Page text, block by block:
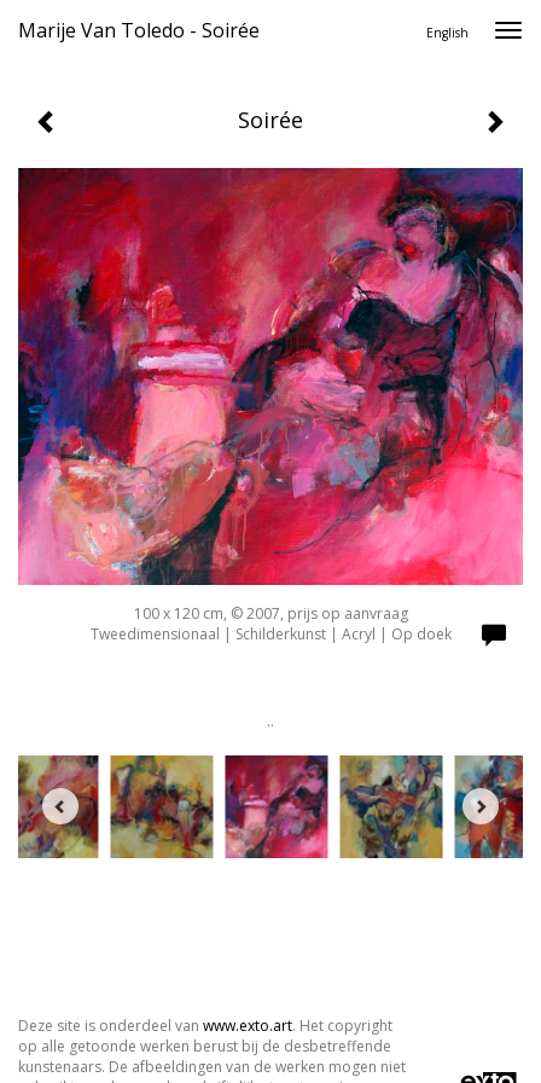
Marije Van Toledo - Soirée English
Soirée
100 x 120 cm, © 2007, prijs op aanvraag
Tweedimensionaal | Schilderkunst | Acryl | Op doek
..
Deze site is onderdeel van www.exto.art. Het copyright
op alle getoonde werken berust bij de desbetreffende
kunstenaars. De afbeeldingen van de werken mogen niet